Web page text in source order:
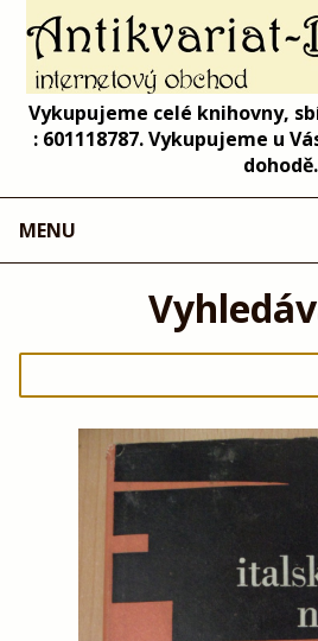
Vykupujeme celé knihovny,
: 601118787. Vykupujeme u
dohodě.
MENU